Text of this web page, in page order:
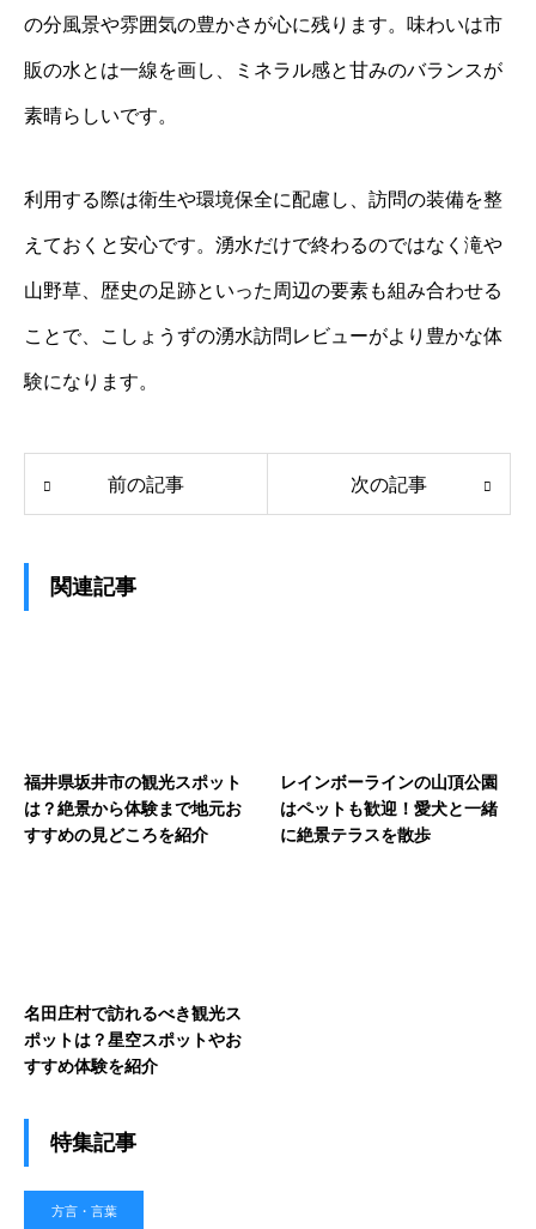
の分風景や雰囲気の豊かさが心に残ります。味わいは市
販の水とは一線を画し、ミネラル感と甘みのバランスが
素晴らしいです。
利用する際は衛生や環境保全に配慮し、訪問の装備を整
えておくと安心です。湧水だけで終わるのではなく滝や
山野草、歴史の足跡といった周辺の要素も組み合わせる
ことで、こしょうずの湧水訪問レビューがより豊かな体
験になります。
前の記事 次の記事
関連記事
福井県坂井市の観光スポット
は？絶景から体験まで地元お
すすめの見どころを紹介
レインボーラインの山頂公園
はペットも歓迎！愛犬と一緒
に絶景テラスを散歩
名田庄村で訪れるべき観光ス
ポットは？星空スポットやお
すすめ体験を紹介
特集記事
方言・言葉